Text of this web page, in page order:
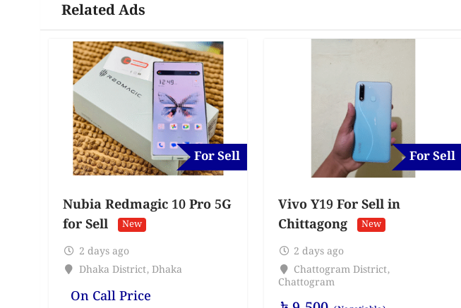
Related Ads
For Sell
Nubia Redmagic 10 Pro 5G
for Sell
New
2 days ago
Dhaka District, Dhaka
On Call Price
For Sell
Vivo Y19 For Sell in
Chittagong
New
2 days ago
Chattogram District,
Chattogram